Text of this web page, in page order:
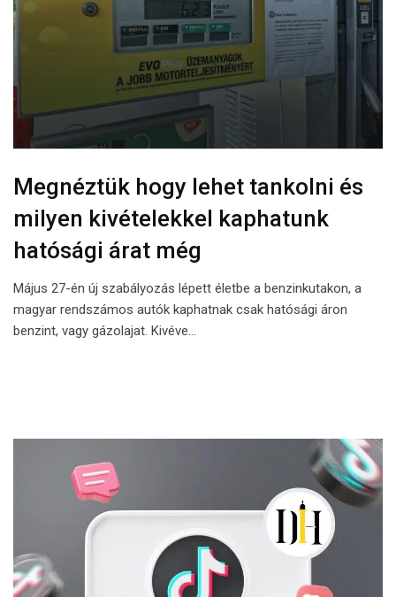
Megnéztük hogy lehet tankolni és
milyen kivételekkel kaphatunk
hatósági árat még
Május 27-én új szabályozás lépett életbe a benzinkutakon, a
magyar rendszámos autók kaphatnak csak hatósági áron
benzint, vagy gázolajat. Kivéve…